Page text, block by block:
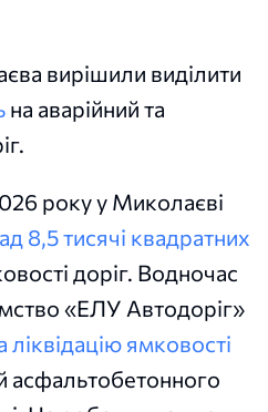
вирішили виділити
на аварійний та
року у Миколаєві
8,5 тисячі квадратних
доріг. Водночас
«ЕЛУ Автодоріг»
ліквідацію ямковості
асфальтобетонного